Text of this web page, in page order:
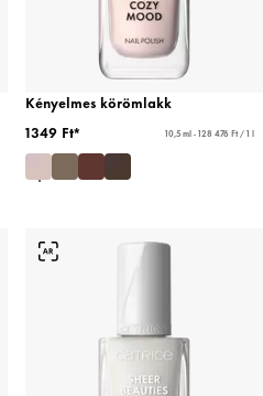
Kényelmes körömlakk
1349 Ft*
10,5 ml - 128 476 Ft / 1 l